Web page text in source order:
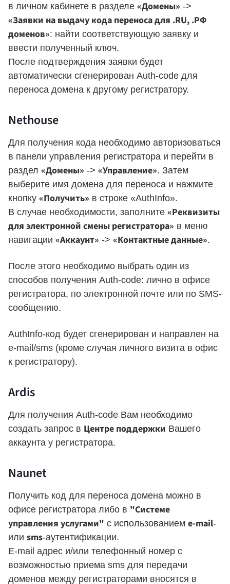
в личном кабинете в разделе «Домены» ->
«Заявки на выдачу кода переноса для .RU, .РФ
доменов»: найти соответствующую заявку и
ввести полученный ключ.
После подтверждения заявки будет
автоматически сгенерирован Auth-code для
переноса домена к другому регистратору.
Nethouse
Для получения кода необходимо авторизоваться
в панели управления регистратора и перейти в
раздел «Домены» -> «Управление». Затем
выберите имя домена для переноса и нажмите
кнопку «Получить» в строке «AuthInfo».
В случае необходимости, заполните «Реквизиты
для электронной смены регистратора» в меню
навигации «Аккаунт» -> «Контактные данные».
После этого необходимо выбрать один из
способов получения Аuth-code: лично в офисе
регистратора, по электронной почте или по SMS-
сообщению.
AuthInfo-код будет сгенерирован и направлен на
e-mail/sms (кроме случая личного визита в офис
к регистратору).
Ardis
Для получения Auth-code Вам необходимо
создать запрос в Центре поддержки Вашего
аккаунта у регистратора.
Naunet
Получить код для переноса домена можно в
офисе регистратора либо в "Системе
управления услугами" с использованием e-mail-
или sms-аутентификации.
E-mail адрес и/или телефонный номер с
возможностью приема sms для передачи
доменов между регистраторами вносятся в